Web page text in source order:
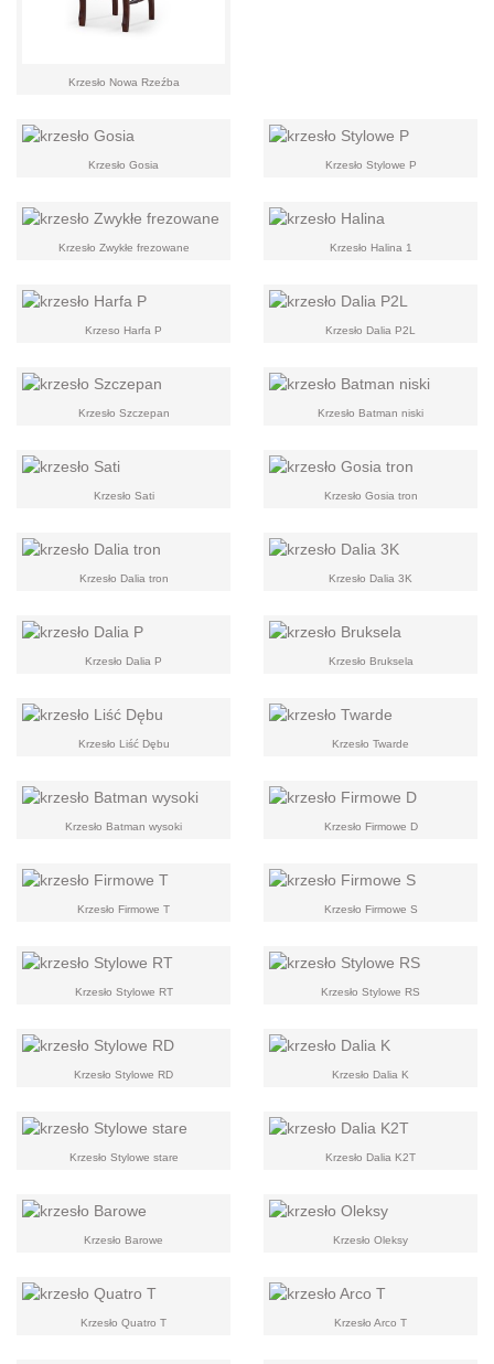
Krzesło Nowa Rzeźba
Krzesło Gosia Krzesło Stylowe P
Krzesło Zwykłe frezowane Krzesło Halina 1
Krzeso Harfa P Krzesło Dalia P2L
Krzesło Szczepan Krzesło Batman niski
Krzesło Sati Krzesło Gosia tron
Krzesło Dalia tron Krzesło Dalia 3K
Krzesło Dalia P Krzesło Bruksela
Krzesło Liść Dębu Krzesło Twarde
Krzesło Batman wysoki Krzesło Firmowe D
Krzesło Firmowe T Krzesło Firmowe S
Krzesło Stylowe RT Krzesło Stylowe RS
Krzesło Stylowe RD Krzesło Dalia K
Krzesło Stylowe stare Krzesło Dalia K2T
Krzesło Barowe Krzesło Oleksy
Krzesło Quatro T Krzesło Arco T